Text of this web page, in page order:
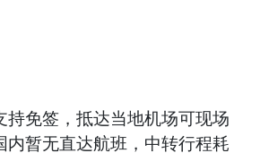
持免签，抵达当地机场可现场
内暂无直达航班，中转行程耗